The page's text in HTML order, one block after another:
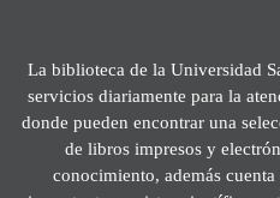
La biblioteca de la Universidad
servicios diariamente para la
donde pueden encontrar una
de libros impresos y
conocimiento, además